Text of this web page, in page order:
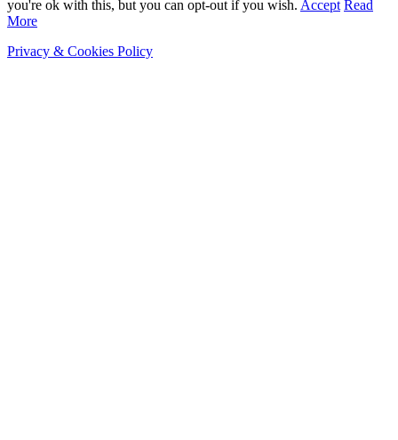
you're ok with this, but you can opt-out if you wish. Accept Read
More
Privacy & Cookies Policy